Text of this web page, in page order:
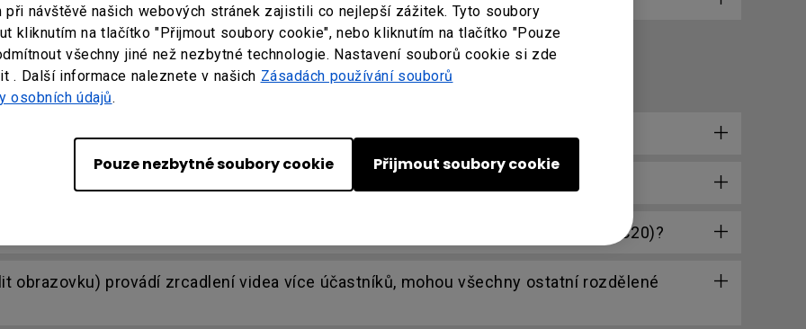
při návštěvě našich webových stránek zajistili co nejlepší zážitek. Tyto soubory
kliknutím na tlačítko "Přijmout soubory cookie", nebo kliknutím na tlačítko "Pouze
všechny jiné než nezbytné technologie. Nastavení souborů cookie si zde
. Další informace naleznete v našich Zásadách používání souborů
osobních údajů.
Pouze nezbytné soubory cookie Přijmout soubory cookie
S rozšířený režim systému Windows?
S 3D obsah?
má vynikající režim videa/prezentace. Má tuto funkci i zařízení InstaShow S (WDC20)?
obrazovku) provádí zrcadlení videa více účastníků, mohou všechny ostatní rozdělené